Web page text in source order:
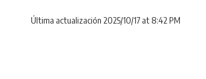
Última actualización 2025/10/17 at 8:42 PM